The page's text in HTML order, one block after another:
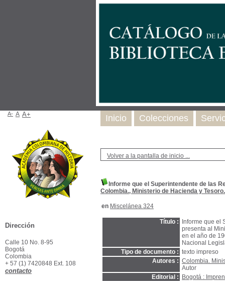
Volver a la pantalla de inicio ...
Informe que el Superintendente de las
Colombia., Ministerio de Hacienda y Tesoro.
en Miscelánea 324
Título :
Informe que el
presenta al
en el año de
Nacional
Tipo de documento : texto impreso
Autores : Colombia.
Autor
Editorial :
Bogotá :
Inicio Colecciones
A- A A+
Dirección
Calle 10 No. 8-95
Bogotá
Colombia
+ 57 (1) 7420848 Ext. 108
contacto